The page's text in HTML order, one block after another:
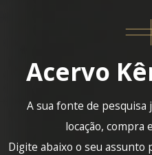
Acervo
A sua fonte de
locação, compra
Digite abaixo o seu